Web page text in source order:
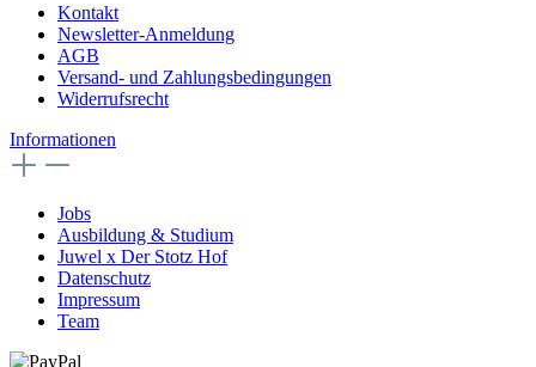
Kontakt
Newsletter-Anmeldung
AGB
Versand- und Zahlungsbedingungen
Widerrufsrecht
Informationen
Jobs
Ausbildung & Studium
Juwel x Der Stotz Hof
Datenschutz
Impressum
Team